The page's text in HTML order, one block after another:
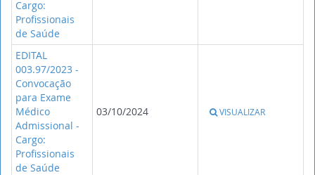
Cargo:
Profissionais
de Saúde
EDITAL
003.97/2023 -
Convocação
para Exame
Médico
Admissional -
Cargo:
Profissionais
de Saúde
03/10/2024 VISUALIZAR